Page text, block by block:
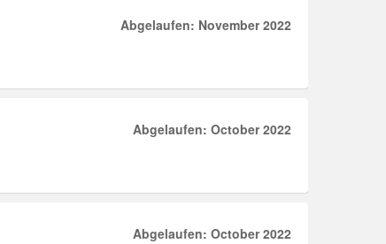
Abgelaufen: November 2022
Abgelaufen: October 2022
Abgelaufen: October 2022